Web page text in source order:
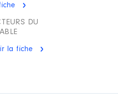
DU
la fiche